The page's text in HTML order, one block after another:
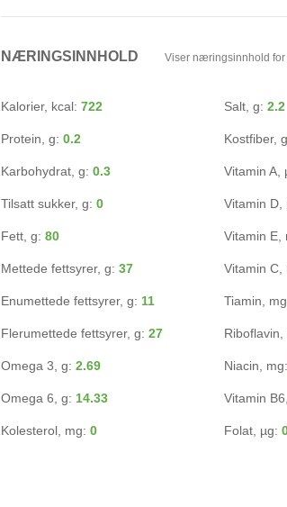
NÆRINGSINNHOLD Viser næringsinnhold for
Kalorier, kcal: 722
Protein, g: 0.2
Karbohydrat, g: 0.3
Tilsatt sukker, g: 0
Fett, g: 80
Mettede fettsyrer, g: 37
Enumettede fettsyrer, g: 11
Flerumettede fettsyrer, g: 27
Omega 3, g: 2.69
Omega 6, g: 14.33
Kolesterol, mg: 0
Salt, g: 2.2
Kostfiber,
Vitamin A,
Vitamin D,
Vitamin E,
Vitamin C,
Tiamin,
Riboflavin,
Niacin, mg:
Vitamin
Folat, µg: